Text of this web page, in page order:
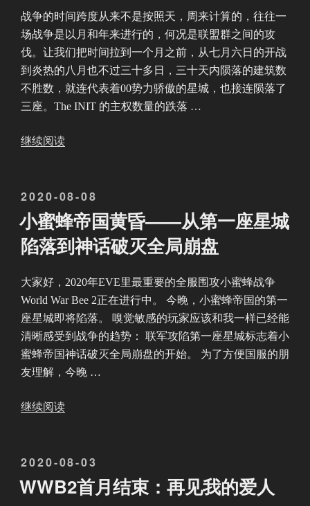
利
城
”
战争的时间跨度从来不是按照天，周来计算的，往往一
场战争是以月和年来进行的，何况是联盟群之间的攻
伐。让我们把时间拉到一个月之前，从七月六日的开战
到炎热的八月也不过三十多日，三十天内陨落的建筑数
不胜数，就连代表着00势力骄傲的星城，也接连陨落了
三座。The INIT 的主权数量的跌落 …
继续阅读“
纵
横
三
万
一
剑
光
寒
十
九
”
发
布
于
2020-08-08
小蜜蜂帝国黄昏——从第一座星城
陷落到神话破灭全局崩盘
大家好，2020年EVE里最重要的全服围攻小蜜蜂战争
World War Bee 2正在进行中。 今晚，小蜜蜂帝国的第一
座星城即将陷落。 嗅觉敏感的玩家应该和我一样已经能
清晰感受到战争的趋势： 联军攻陷第一座星城标志着小
蜜蜂帝国神话破灭全局崩盘的开始。 为了方便国服的朋
友理解，今晚 …
继续阅读“
蜂
国
发
布
于
2020-08-03
WWB2首月结束：再见我的爱人